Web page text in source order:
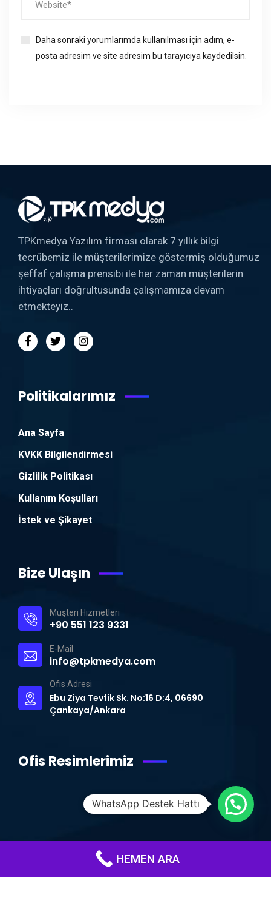
Daha sonraki yorumlarımda kullanılması için adım, e-
posta adresim ve site adresim bu tarayıcıya kaydedilsin.
TPKmedya Yazılım firması olarak 7 yıllık bilgi
tecrübemiz ile müşterilerimize göstermiş olduğumuz
şeffaf çalışma prensibi ile her zaman müşterilerin
ihtiyaçları doğrultusunda çalışmamıza devam
etmekteyiz..
Politikalarımız
Ana Sayfa
KVKK Bilgilendirmesi
Gizlilik Politikası
Kullanım Koşulları
İstek ve Şikayet
Bize Ulaşın
Müşteri Hizmetleri
+90 551 123 9331
E-Mail
info@tpkmedya.com
Ofis Adresi
Ebu Ziya Tevfik Sk. No:16 D:4, 06690
Çankaya/Ankara
Ofis Resimlerimiz
WhatsApp Destek Hattı
HEMEN ARA